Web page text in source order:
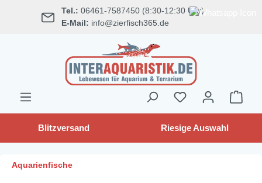
springen Tel.: 06461-7587450 (8:30-12:30 Uhr)
E-Mail: info@zierfisch365.de
Blitzversand Riesige Auswahl
Aquarienfische